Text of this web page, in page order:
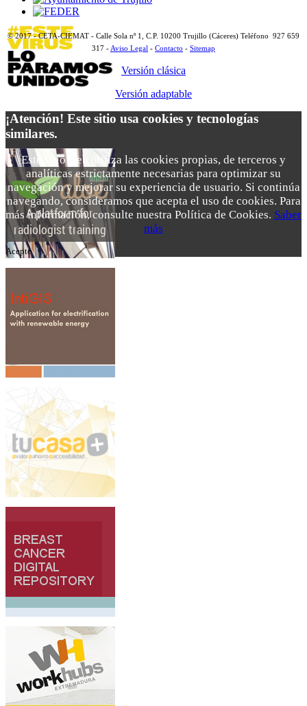
© 2017 - CETA-CIEMAT - Calle Sola nº 1, C.P. 10200 Trujillo (Cáceres) Teléfono 927 659
317 - Aviso Legal - Contacto - Sitemap
Versión clásica
Versión adaptable
¡Atención! Este sitio usa cookies y tecnologías
similares.
Este sitio web utiliza las cookies propias, de terceros y
analíticas estrictamente necesarias para optimizar su
navegación y mejorar su experiencia de usuario. Si continúa
navegando, consideramos que acepta el uso de cookies. Para
más información, consulte nuestra Política de Cookies. Saber
más
Acepto